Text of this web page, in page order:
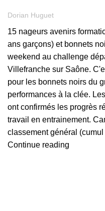
Dorian Huguet
15 nageurs avenirs
ans garçons) et bonnets
weekend au challenge
Villefranche sur Saône.
pour les bonnets noirs du
performances à la clée.
ont confirmés les progrès
travail en entrainement.
classement général
Continue reading